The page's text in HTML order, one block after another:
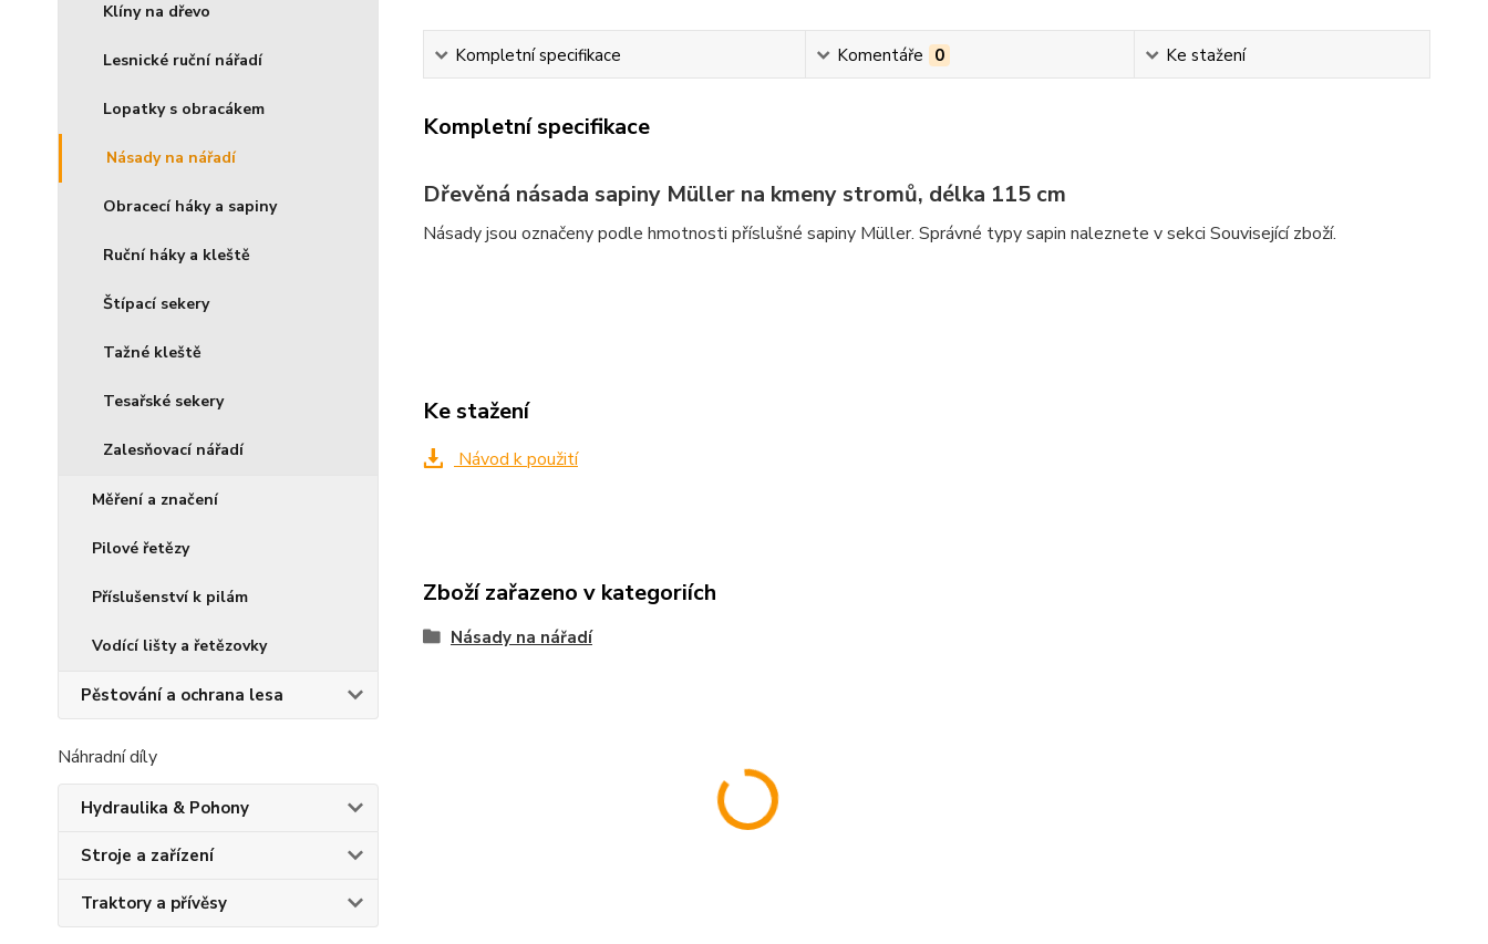
Klíny na dřevo
Lesnické ruční nářadí
Lopatky s obracákem
Násady na nářadí
Obracecí háky a sapiny
Ruční háky a kleště
Štípací sekery
Tažné kleště
Tesařské sekery
Zalesňovací nářadí
Měření a značení
Pilové řetězy
Příslušenství k pilám
Vodící lišty a řetězovky
Pěstování a ochrana lesa
Náhradní díly
Hydraulika & Pohony
Stroje a zařízení
Traktory a přívěsy
Kompletní specifikace Komentáře 0 Ke stažení
Kompletní specifikace
Dřevěná násada sapiny Müller na kmeny stromů, délka 115 cm
Násady jsou označeny podle hmotnosti příslušné sapiny Müller. Správné typy sapin naleznete v sekci Související zboží.
Ke stažení
Návod k použití
Zboží zařazeno v kategoriích
Násady na nářadí